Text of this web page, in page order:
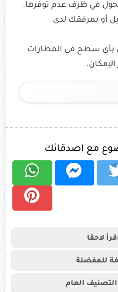
في ظرف عدم توفرها.
أو بمرفقك لدى
بأي سطح في المطارات
مع اصدقائك
لاحقا
للمفضلة
التصنيف العام